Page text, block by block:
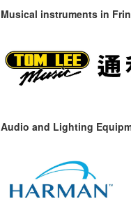
Musical instruments in
Audio and Lighting